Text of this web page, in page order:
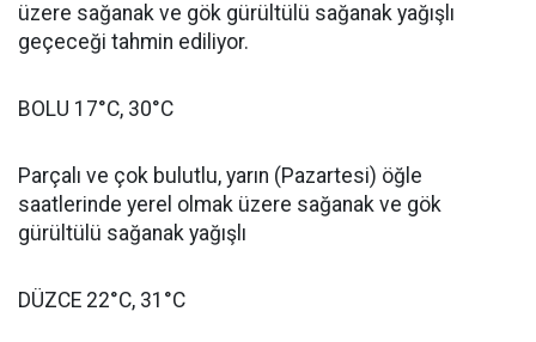
üzere sağanak ve gök gürültülü sağanak yağışlı
geçeceği tahmin ediliyor.
BOLU 17°C, 30°C
Parçalı ve çok bulutlu, yarın (Pazartesi) öğle
saatlerinde yerel olmak üzere sağanak ve gök
gürültülü sağanak yağışlı
DÜZCE 22°C, 31°C